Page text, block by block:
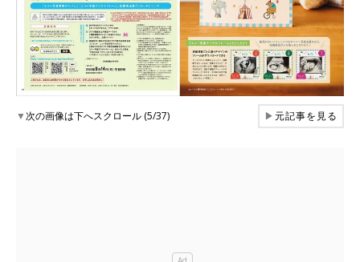
▼次の画像は下へスクロール (5/37) ▶元記事を見る